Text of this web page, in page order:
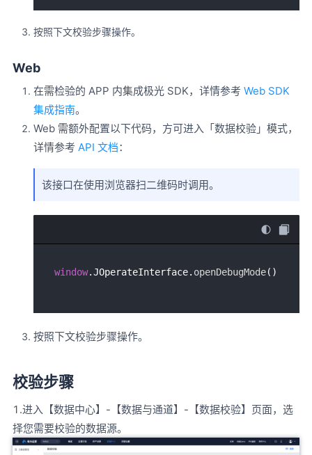
按照下文校验步骤操作。
Web
在需检验的 APP 内集成极光 SDK，详情参考 Web SDK
集成指南。
Web 需额外配置以下代码，方可进入「数据校验」模式，
详情参考 API 文档：
该接口在使用浏览器扫二维码时调用。
window.JOperateInterface. openDebugMode
按照下文校验步骤操作。
校验步骤
1.进入【数据中心】-【数据与通道】-【数据校验】页面，选
择您需要校验的数据源。